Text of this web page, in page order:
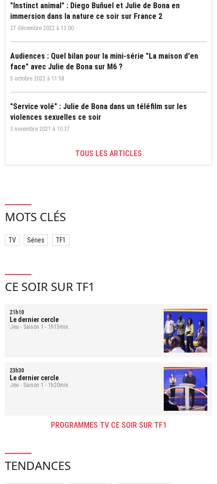
"Instinct animal" : Diego Buñuel et Julie de Bona en
immersion dans la nature ce soir sur France 2
27 décembre 2022 à 13:00
Audiences : Quel bilan pour la mini-série "La maison d'en
face" avec Julie de Bona sur M6 ?
5 octobre 2022 à 11:58
"Service volé" : Julie de Bona dans un téléfilm sur les
violences sexuelles ce soir
3 novembre 2021 à 10:37
TOUS LES ARTICLES
MOTS CLÉS
TV Séries TF1
CE SOIR SUR TF1
21h10
Le dernier cercle
Jeu - Saison 1 - 1h15min.
23h30
Le dernier cercle
Jeu - Saison 1 - 1h20min.
PROGRAMMES TV CE SOIR SUR TF1
TENDANCES